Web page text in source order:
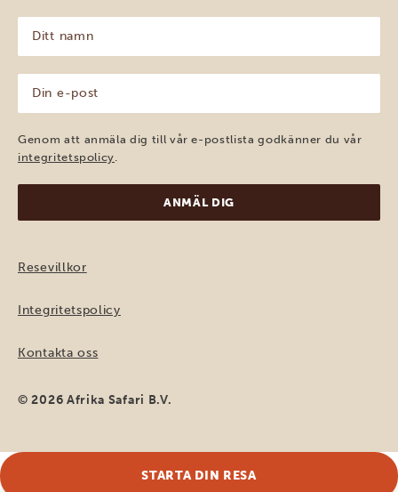
namn
(Obligatoriskt)
post
(Obligatoriskt)
Genom att anmäla dig till vår e-postlista godkänner du vår
integritetspolicy
Resevillkor
Integritetspolicy
Kontakta oss
© 2026 Afrika Safari B.V.
STARTA DIN RESA